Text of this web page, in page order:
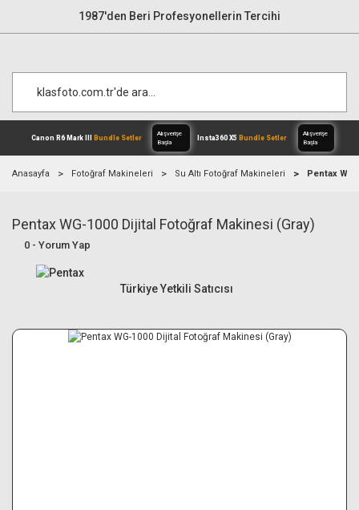
1987'den Beri Profesyonellerin Tercihi
Canon R6 Mark III Bundle Setler
Alışverişe
Anasayfa Fotoğraf Makineleri Su Altı Fotoğraf Makineleri Pentax
Pentax WG-1000 Dijital Fotoğraf Makinesi (Gray)
0 - Yorum Yap
Türkiye Yetkili Satıcısı